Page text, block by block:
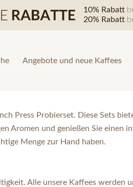
10% Rabatt
20% Rabatt
Angebote und neue Kaffees
Press Probierset. Diese Sets
Aromen und genießen Sie einen
Menge zur Hand haben.
Alle unsere Kaffees werden